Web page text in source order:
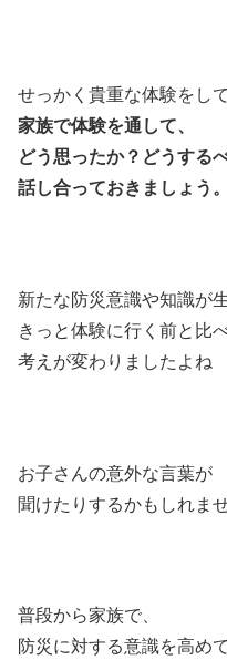
せっかく貴重な体験をし
家族で体験を通して、
どう思ったか？どうする
話し合っておきましょう。
新たな防災意識や知識が
きっと体験に行く前と比べ
考えが変わりましたよね
お子さんの意外な言葉が
聞けたりするかもしれませ
普段から家族で、
防災に対する意識を高め